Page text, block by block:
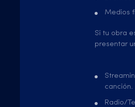
Medios
Si tu obra
presentar
canción.
Radio/